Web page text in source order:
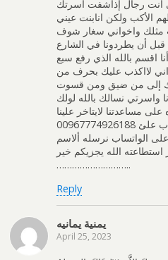
انت رجال إذاشفت اسرتك
الأكب ولكن انابنت عيني
مثلك واخواني سغار شوف
قبل أن يطردونا في الشارع
اقسم بالله الذي رفع سبع
لااكذب عليك بحرف من
إلى من ضيق ومن قسوت
واسرتي نسالك بالله لولك
ﻣﺴﺎﻋﺪﺗﻨﺎ لايتاخر علينا
الواتساب نرسله ألاسم
استطاعته الله يجزيكم خير.
………………………..
Reply
يمنية يمانيه
April 25, 2023